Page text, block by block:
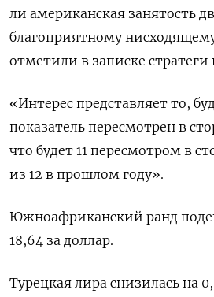
ли американская занятость
благоприятному
отметили в записке стратеги
«Интерес представляет то,
показатель пересмотрен в
что будет 11 пересмотром в
из 12 в прошлом году».
Южноафриканский ранд
18,64 за доллар.
Турецкая лира снизилась на